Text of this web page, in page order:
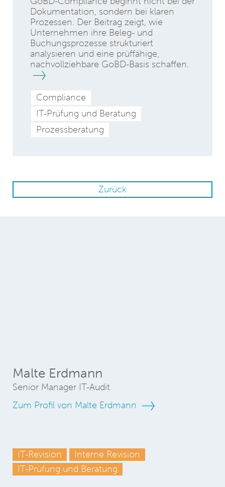
Dokumentation, sondern bei klaren
Prozessen. Der Beitrag zeigt, wie
Unternehmen ihre Beleg- und
Buchungsprozesse strukturiert
analysieren und eine prüffähige,
nachvollziehbare GoBD-Basis schaffen.
Compliance
IT-Prüfung und Beratung
Prozessberatung
Zurück
Malte Erdmann
Senior Manager IT-Audit
Zum Profil von Malte Erdmann
IT-Revision
Interne Revision
IT-Prüfung und Beratung